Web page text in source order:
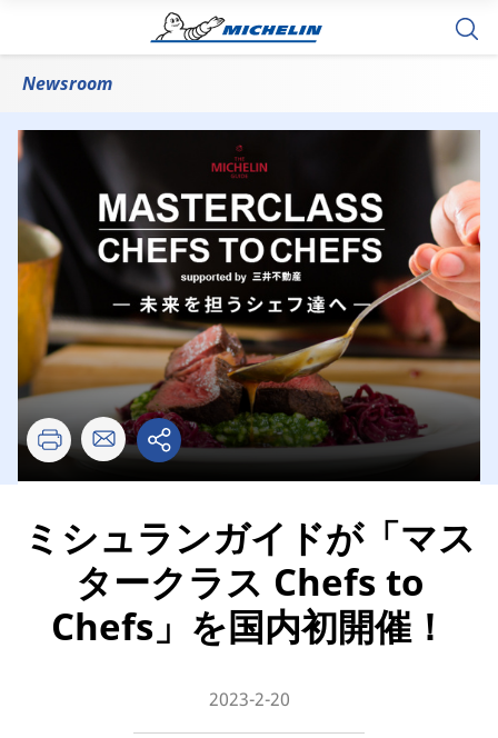
Newsroom
ミシュランガイドが「マス
タークラス Chefs to
Chefs」を国内初開催！
2023-2-20